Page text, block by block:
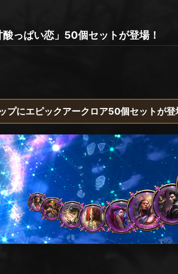
っぱい恋」50個セットが登場！
プにエピックアークロア50個セットが登